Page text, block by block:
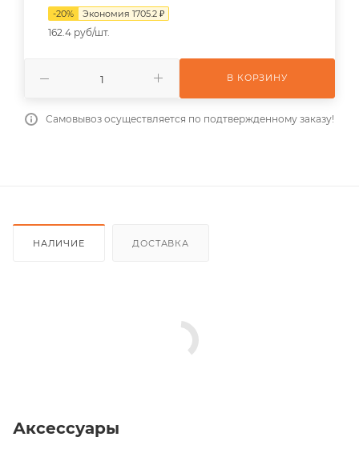
-20% Экономия 1705.2 ₽
162.4 руб/шт.
В КОРЗИНУ
Самовывоз осуществляется по подтвержденному заказу!
НАЛИЧИЕ ДОСТАВКА
Аксессуары